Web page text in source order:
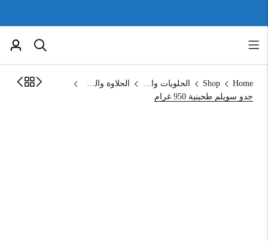
Home
Shop الحلويات والمخبوزات
الحلاوة والطحينة
جدو سويلم طحينية 950 غرام